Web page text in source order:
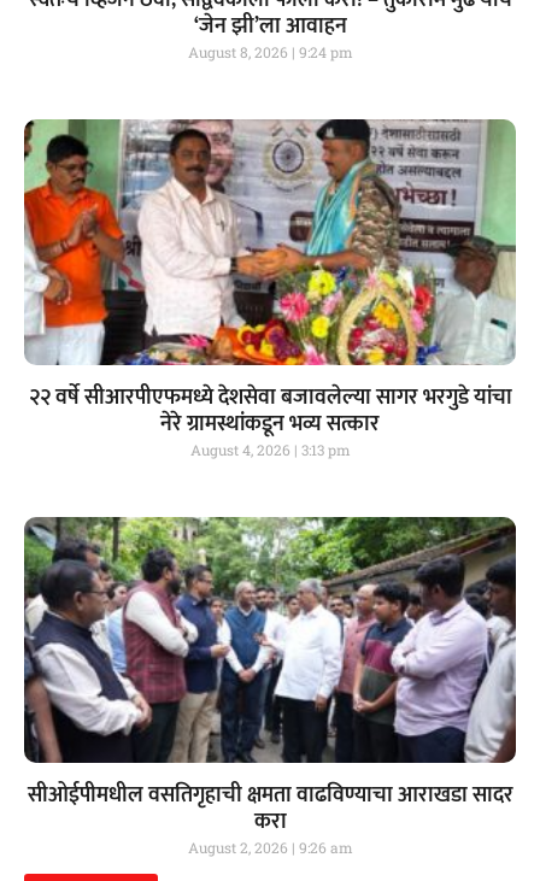
‘जेन झी’ला आवाहन
August 8, 2026 9:24 pm
२२ वर्षे सीआरपीएफमध्ये देशसेवा बजावलेल्या सागर भरगुडे यांचा
नेरे ग्रामस्थांकडून भव्य सत्कार
August 4, 2026 3:13 pm
सीओईपीमधील वसतिगृहाची क्षमता वाढविण्याचा आराखडा सादर
करा
August 2, 2026 9:26 am